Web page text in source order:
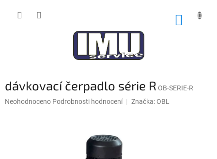
dávkovací čerpadlo série R OB-SERIE-R
Průměrné
Neohodnoceno Podrobnosti hodnocení Značka: OBL